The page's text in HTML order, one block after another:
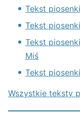
Tekst
Tekst
Tekst
Miś
Tekst
Wszystkie teksty